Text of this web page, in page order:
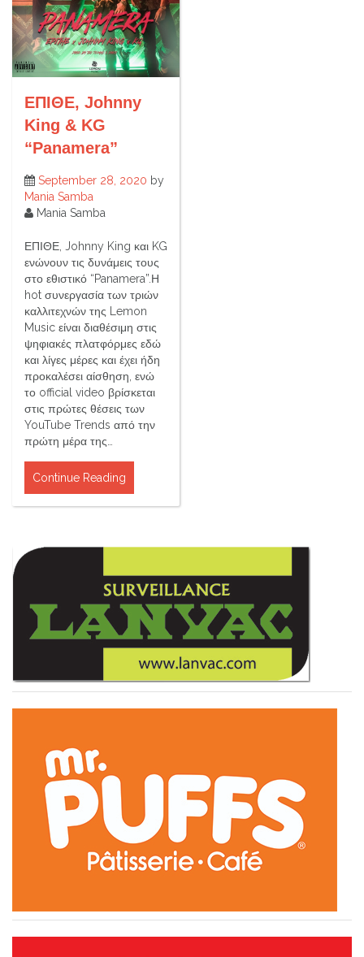
ΕΠΙΘΕ, Johnny
King & KG
“Panamera”
September 28, 2020 by
Mania Samba
Mania Samba
ΕΠΙΘΕ, Johnny King και KG
ενώνουν τις δυνάμεις τους
στο εθιστικό “Panamera”.Η
hot συνεργασία των τριών
καλλιτεχνών της Lemon
Music είναι διαθέσιμη στις
ψηφιακές πλατφόρμες εδώ
και λίγες μέρες και έχει ήδη
προκαλέσει αίσθηση, ενώ
το official video βρίσκεται
στις πρώτες θέσεις των
YouTube Trends από την
πρώτη μέρα της…
Continue Reading